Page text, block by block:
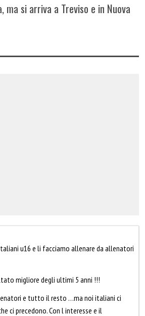
si arriva a Treviso e in Nuova
u16 e li facciamo allenare da allenatori
migliore degli ultimi 5 anni !!!
e tutto il resto …ma noi italiani ci
ci precedono. Con l interesse e il